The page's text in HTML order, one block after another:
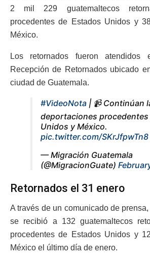
2 mil 229 guatemaltecos
procedentes de Estados Unidos y
México.
Los retornados fueron
Recepción de Retornados ubicado
ciudad de Guatemala.
#VideoNota | 📹 Continúan
deportaciones procedentes
Unidos y México.
pic.twitter.com/SKrJfpwTn8
— Migración Guatemala
(@MigracionGuate)
Retornados el 31 enero
A través de un comunicado de prensa,
se recibió a 132 guatemaltecos
procedentes de Estados Unidos y
México el último día de enero.